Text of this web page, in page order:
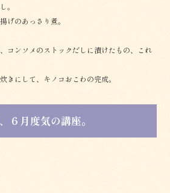
。
げのあっさり煮。
コンソメのストックだしに漬けたもの、これ
きにして、キノコおこわの完成。
６月度気の講座。